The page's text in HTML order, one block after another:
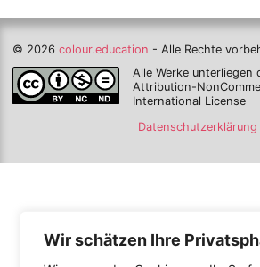
Wir schätzen Ihre
© 2026 colour.education - Alle Rechte
Alle Werke unterliegen
Attribution-
International License
Datenschutzerklärung